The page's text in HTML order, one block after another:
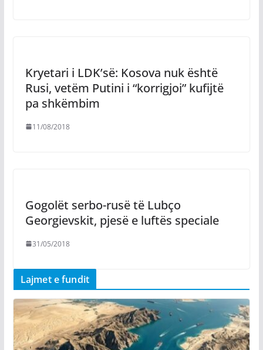
Kryetari i LDK’së: Kosova nuk është
Rusi, vetëm Putini i “korrigjoi” kufijtë
pa shkëmbim
11/08/2018
Gogolët serbo-rusë të Lubço
Georgievskit, pjesë e luftës speciale
31/05/2018
Lajmet e fundit